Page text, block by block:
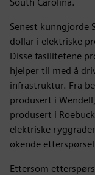
Senest kunngjorde
dollar i elektriske
Disse fasilitetene
hjelper til med å
infrastruktur. Fra
produsert i
produsert i
elektriske
økende
Ettersom